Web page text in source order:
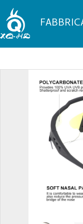
Vai
al
contenuto